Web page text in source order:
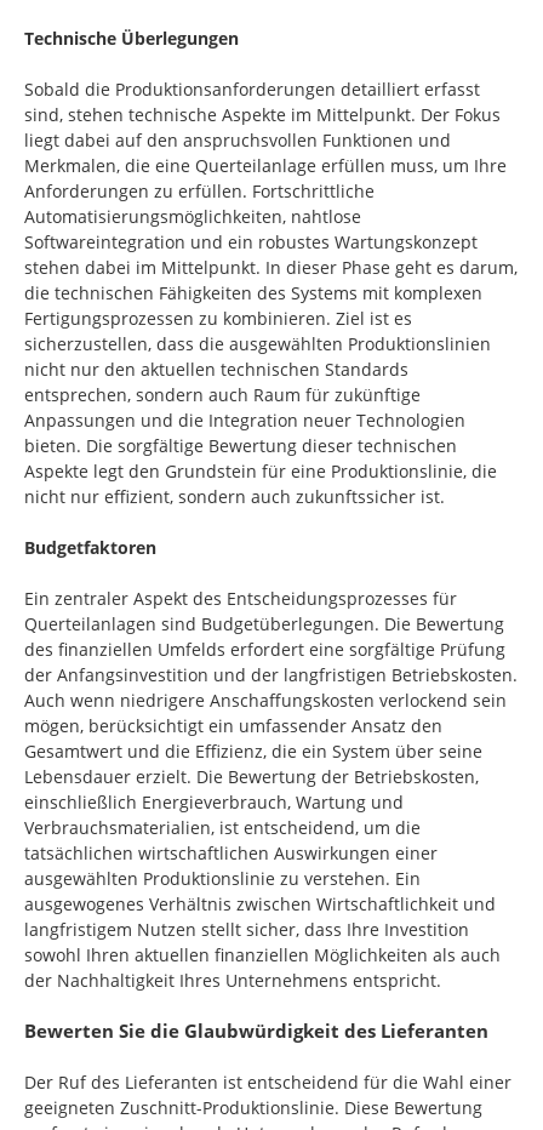
Technische Überlegungen
Sobald die Produktionsanforderungen detailliert erfasst
sind, stehen technische Aspekte im Mittelpunkt. Der Fokus
liegt dabei auf den anspruchsvollen Funktionen und
Merkmalen, die eine Querteilanlage erfüllen muss, um Ihre
Anforderungen zu erfüllen. Fortschrittliche
Automatisierungsmöglichkeiten, nahtlose
Softwareintegration und ein robustes Wartungskonzept
stehen dabei im Mittelpunkt. In dieser Phase geht es darum,
die technischen Fähigkeiten des Systems mit komplexen
Fertigungsprozessen zu kombinieren. Ziel ist es
sicherzustellen, dass die ausgewählten Produktionslinien
nicht nur den aktuellen technischen Standards
entsprechen, sondern auch Raum für zukünftige
Anpassungen und die Integration neuer Technologien
bieten. Die sorgfältige Bewertung dieser technischen
Aspekte legt den Grundstein für eine Produktionslinie, die
nicht nur effizient, sondern auch zukunftssicher ist.
Budgetfaktoren
Ein zentraler Aspekt des Entscheidungsprozesses für
Querteilanlagen sind Budgetüberlegungen. Die Bewertung
des finanziellen Umfelds erfordert eine sorgfältige Prüfung
der Anfangsinvestition und der langfristigen Betriebskosten.
Auch wenn niedrigere Anschaffungskosten verlockend sein
mögen, berücksichtigt ein umfassender Ansatz den
Gesamtwert und die Effizienz, die ein System über seine
Lebensdauer erzielt. Die Bewertung der Betriebskosten,
einschließlich Energieverbrauch, Wartung und
Verbrauchsmaterialien, ist entscheidend, um die
tatsächlichen wirtschaftlichen Auswirkungen einer
ausgewählten Produktionslinie zu verstehen. Ein
ausgewogenes Verhältnis zwischen Wirtschaftlichkeit und
langfristigem Nutzen stellt sicher, dass Ihre Investition
sowohl Ihren aktuellen finanziellen Möglichkeiten als auch
der Nachhaltigkeit Ihres Unternehmens entspricht.
Bewerten Sie die Glaubwürdigkeit des Lieferanten
Der Ruf des Lieferanten ist entscheidend für die Wahl einer
geeigneten Zuschnitt-Produktionslinie. Diese Bewertung